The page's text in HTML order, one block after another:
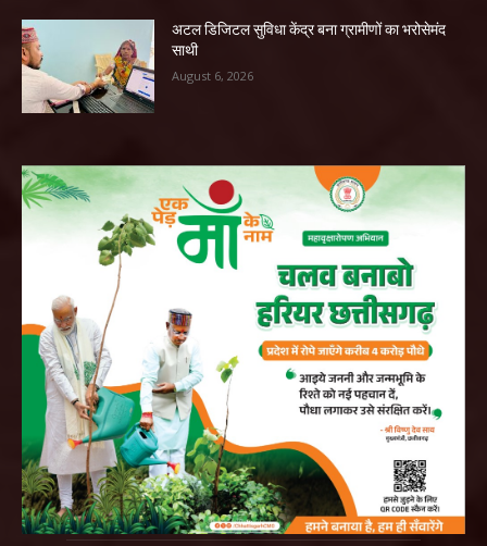
अटल डिजिटल सुविधा केंद्र बना ग्रामीणों का भरोसेमंद
साथी
August 6, 2026